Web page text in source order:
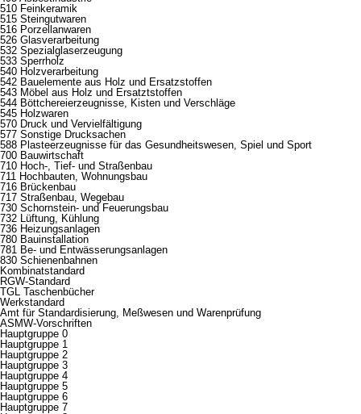
510 Feinkeramik
515 Steingutwaren
516 Porzellanwaren
526 Glasverarbeitung
532 Spezialglaserzeugung
533 Sperrholz
540 Holzverarbeitung
542 Bauelemente aus Holz und Ersatzstoffen
543 Möbel aus Holz und Ersatztstoffen
544 Böttchereierzeugnisse, Kisten und Verschläge
545 Holzwaren
570 Druck und Vervielfältigung
577 Sonstige Drucksachen
588 Plasteerzeugnisse für das Gesundheitswesen, Spiel und Sport
700 Bauwirtschaft
710 Hoch-, Tief- und Straßenbau
711 Hochbauten, Wohnungsbau
716 Brückenbau
717 Straßenbau, Wegebau
730 Schornstein- und Feuerungsbau
732 Lüftung, Kühlung
736 Heizungsanlagen
780 Bauinstallation
781 Be- und Entwässerungsanlagen
830 Schienenbahnen
Kombinatstandard
RGW-Standard
TGL Taschenbücher
Werkstandard
Amt für Standardisierung, Meßwesen und Warenprüfung
ASMW-Vorschriften
Hauptgruppe 0
Hauptgruppe 1
Hauptgruppe 2
Hauptgruppe 3
Hauptgruppe 4
Hauptgruppe 5
Hauptgruppe 6
Hauptgruppe 7